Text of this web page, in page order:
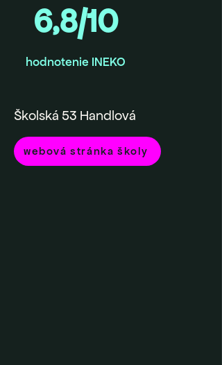
6,8/10
hodnotenie INEKO
Školská 53 Handlová
webová stránka školy